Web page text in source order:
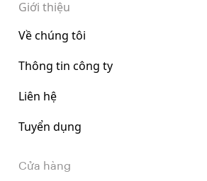
Giới thiệu
Về chúng tôi
Thông tin công ty
Liên hệ
Tuyển dụng
Cửa hàng